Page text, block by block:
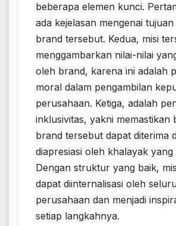
beberapa elemen kunci.
ada kejelasan mengenai
brand tersebut. Kedua, misi
menggambarkan nilai-nilai
oleh brand, karena ini adalah
moral dalam pengambilan
perusahaan. Ketiga, adalah
inklusivitas, yakni memastikan
brand tersebut dapat diterima
diapresiasi oleh khalayak yang
Dengan struktur yang baik,
dapat diinternalisasi oleh
perusahaan dan menjadi
setiap langkahnya.